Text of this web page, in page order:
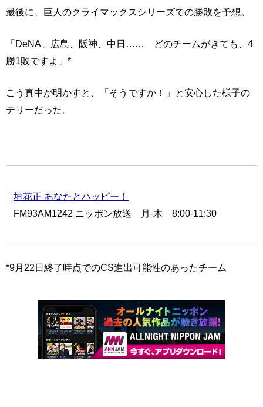
最後に、巨人のクライマックスシリーズでの勝敗を予想。
「DeNA、広島、阪神、中日…… どのチームがきても、4
勝1敗ですよ」*
こう真中が明かすと、「そうですか！」と安心した様子の
テリーだった。
垣花正 あなたとハッピー！
FM93AM1242 ニッポン放送 月-木 8:00-11:30
*9月22日終了時点でのCS進出可能性のあったチーム